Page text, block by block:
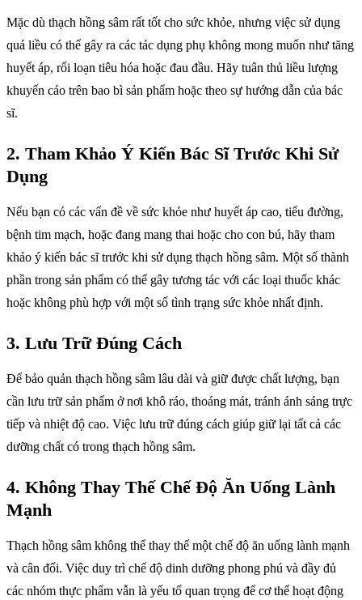
Mặc dù thạch hồng sâm rất tốt cho sức khỏe, nhưng việc sử dụng
quá liều có thể gây ra các tác dụng phụ không mong muốn như tăng
huyết áp, rối loạn tiêu hóa hoặc đau đầu. Hãy tuân thủ liều lượng
khuyến cáo trên bao bì sản phẩm hoặc theo sự hướng dẫn của bác
sĩ.
2. Tham Khảo Ý Kiến Bác Sĩ Trước Khi Sử
Dụng
Nếu bạn có các vấn đề về sức khỏe như huyết áp cao, tiểu đường,
bệnh tim mạch, hoặc đang mang thai hoặc cho con bú, hãy tham
khảo ý kiến bác sĩ trước khi sử dụng thạch hồng sâm. Một số thành
phần trong sản phẩm có thể gây tương tác với các loại thuốc khác
hoặc không phù hợp với một số tình trạng sức khỏe nhất định.
3. Lưu Trữ Đúng Cách
Để bảo quản thạch hồng sâm lâu dài và giữ được chất lượng, bạn
cần lưu trữ sản phẩm ở nơi khô ráo, thoáng mát, tránh ánh sáng trực
tiếp và nhiệt độ cao. Việc lưu trữ đúng cách giúp giữ lại tất cả các
dưỡng chất có trong thạch hồng sâm.
4. Không Thay Thế Chế Độ Ăn Uống Lành
Mạnh
Thạch hồng sâm không thể thay thế một chế độ ăn uống lành mạnh
và cân đối. Việc duy trì chế độ dinh dưỡng phong phú và đầy đủ
các nhóm thực phẩm vẫn là yếu tố quan trọng để cơ thể hoạt động